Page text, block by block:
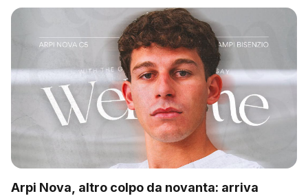
Arpi Nova, altro colpo da novanta: arriva